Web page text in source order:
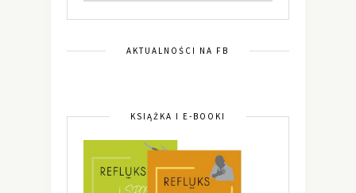
AKTUALNOŚCI NA FB
KSIĄŻKA I E-BOOKI